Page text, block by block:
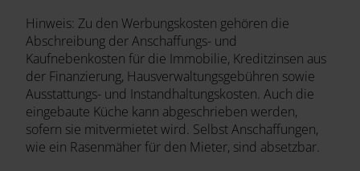
Hinweis: Zu den Werbungskosten gehören die
Abschreibung der Anschaffungs- und
Kaufnebenkosten für die Immobilie, Kreditzinsen aus
der Finanzierung, Hausverwaltungsgebühren sowie
Ausstattungs- und Instandhaltungskosten. Auch die
eingebaute Küche kann abgeschrieben werden,
sofern sie mitvermietet wird. Selbst Anschaffungen,
wie ein Rasenmäher für den Mieter, sind absetzbar.